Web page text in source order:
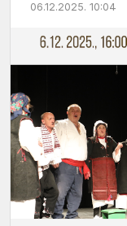
06.12.2025. 10:04